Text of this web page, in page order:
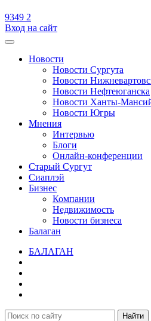
9349 2
Вход на сайт
Новости
Новости Сургута
Новости
Новости Нефтеюганска
Новости Ханты-
Новости Югры
Мнения
Интервью
Блоги
Онлайн-конференции
Старый Сургут
Сиаплэй
Бизнес
Компании
Недвижимость
Новости бизнеса
Балаган
БАЛАГАН
Найти